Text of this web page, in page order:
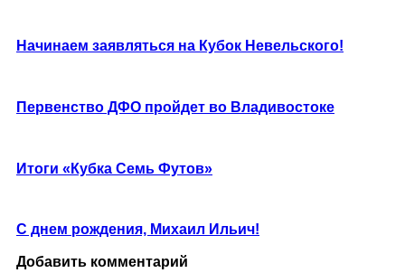
Начинаем заявляться на Кубок Невельского!
Первенство ДФО пройдет во Владивостоке
Итоги «Кубка Семь Футов»
С днем рождения, Михаил Ильич!
Добавить комментарий